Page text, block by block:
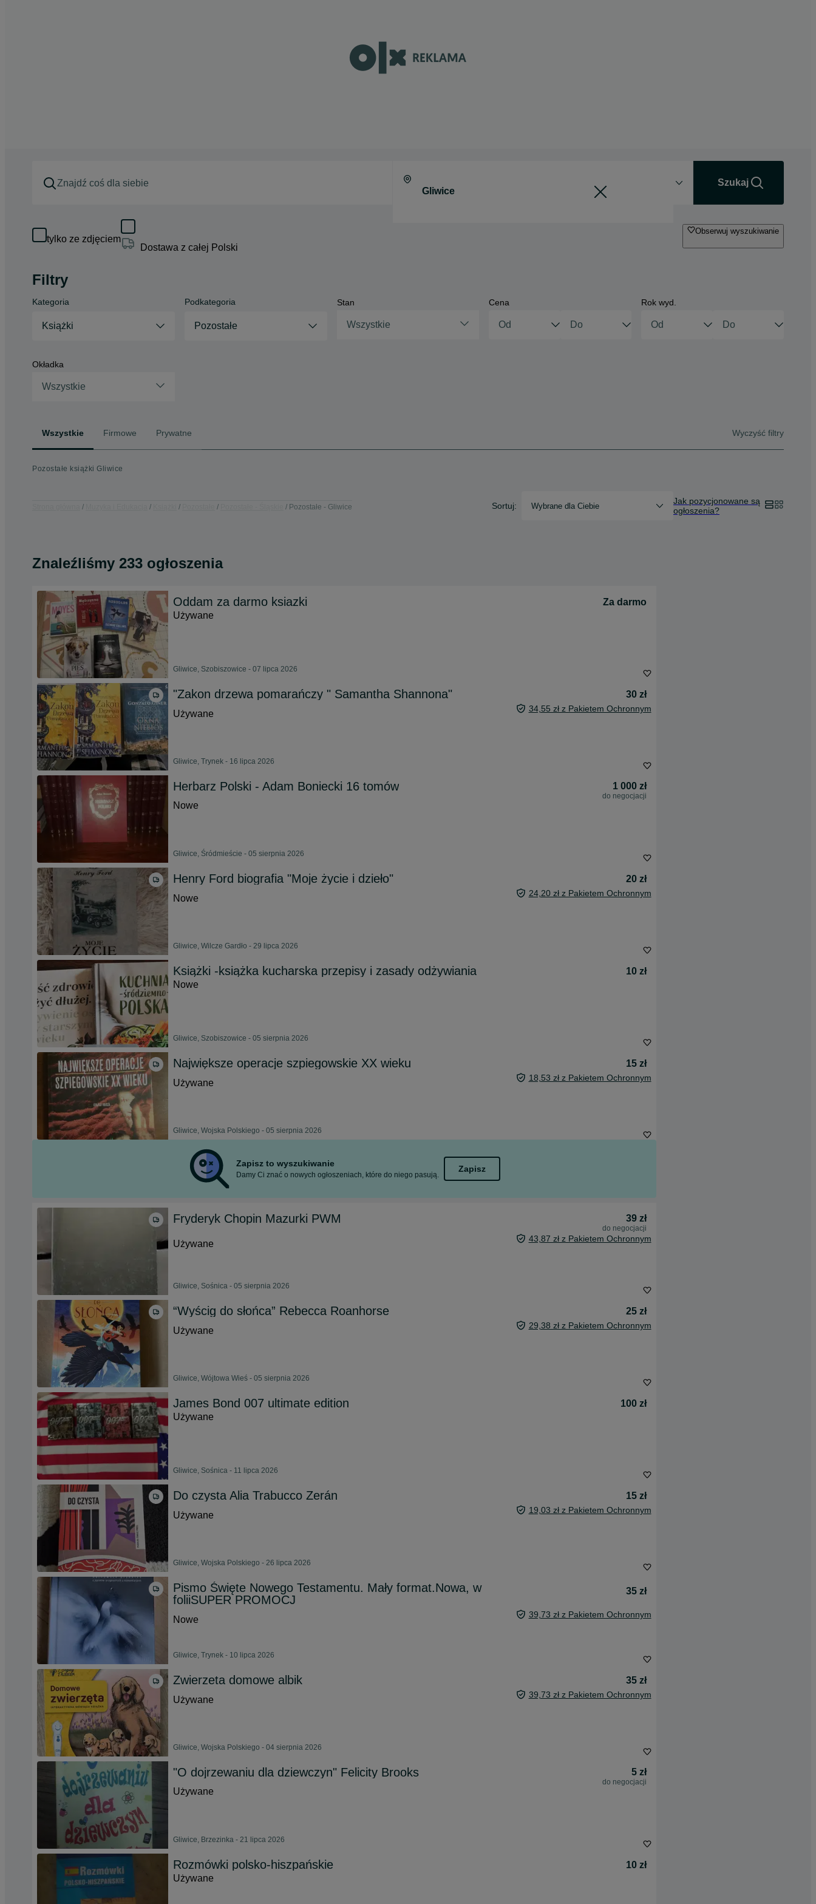
Szukaj
tylko ze zdjęciem
Dostawa z całej Polski
Obserwuj wyszukiwanie
Filtry
Kategoria
Książki
Podkategoria
Pozostałe
Stan
Wszystkie
Cena Rok wyd.
Okładka
Wszystkie
Wszystkie Firmowe Prywatne Wyczyść filtry
Pozostałe książki Gliwice
Pozostałe - Gliwice Sortuj: Wybrane dla Ciebie
Jak pozycjonowane są
ogłoszenia?
Znaleźliśmy 233 ogłoszenia
Oddam za darmo ksiazki
Za darmo
Używane
Gliwice, Szobiszowice - 07 lipca 2026
"Zakon drzewa pomarańczy " Samantha Shannona"
30 zł
Używane
34,55 zł z Pakietem Ochronnym
Gliwice, Trynek - 16 lipca 2026
Herbarz Polski - Adam Boniecki 16 tomów 1 000 zł
do negocjacji
Nowe
Gliwice, Śródmieście - 05 sierpnia 2026
Henry Ford biografia "Moje życie i dzieło"
20 zł
Nowe
24,20 zł z Pakietem Ochronnym
Gliwice, Wilcze Gardło - 29 lipca 2026
Książki -książka kucharska przepisy i zasady odżywiania
10 zł
Nowe
Gliwice, Szobiszowice - 05 sierpnia 2026
Największe operacje szpiegowskie XX wieku
15 zł
Używane
18,53 zł z Pakietem Ochronnym
Gliwice, Wojska Polskiego - 05 sierpnia 2026
Zapisz to wyszukiwanie
Damy Ci znać o nowych ogłoszeniach, które do niego pasują.
Zapisz
Fryderyk Chopin Mazurki PWM 39 zł
do negocjacji
Używane 43,87 zł z Pakietem Ochronnym
Gliwice, Sośnica - 05 sierpnia 2026
“Wyścig do słońca” Rebecca Roanhorse
25 zł
Używane
29,38 zł z Pakietem Ochronnym
Gliwice, Wójtowa Wieś - 05 sierpnia 2026
James Bond 007 ultimate edition
100 zł
Używane
Gliwice, Sośnica - 11 lipca 2026
Do czysta Alia Trabucco Zerán
15 zł
Używane
19,03 zł z Pakietem Ochronnym
Gliwice, Wojska Polskiego - 26 lipca 2026
Pismo Święte Nowego Testamentu. Mały format.Nowa, w
foliiSUPER PROMOCJ
35 zł
Nowe 39,73 zł z Pakietem Ochronnym
Gliwice, Trynek - 10 lipca 2026
Zwierzeta domowe albik
35 zł
Używane
39,73 zł z Pakietem Ochronnym
Gliwice, Wojska Polskiego - 04 sierpnia 2026
"O dojrzewaniu dla dziewczyn" Felicity Brooks 5 zł
do negocjacji
Używane
Gliwice, Brzezinka - 21 lipca 2026
Rozmówki polsko-hiszpańskie
10 zł
Używane